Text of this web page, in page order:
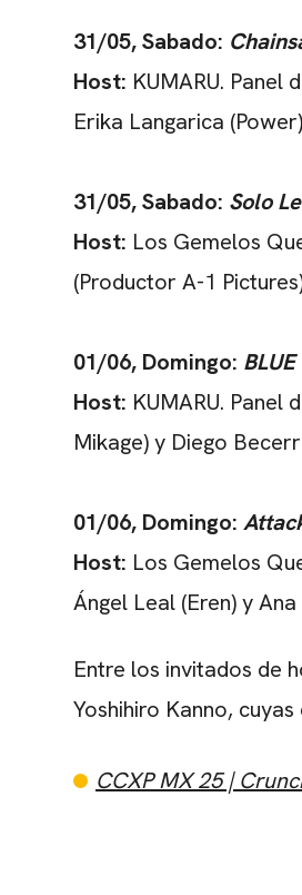
31/05, Sabado:
Host: KUMARU.
Erika Langarica
31/05, Sabado: Solo
Host: Los Gemelos
(Productor A-1
01/06, Domingo:
Host: KUMARU. Panel
Mikage) y Diego
01/06, Domingo:
Host: Los Gemelos
Ángel Leal (Eren) y
Entre los invitados de
Yoshihiro Kanno,
CCXP MX 25 |